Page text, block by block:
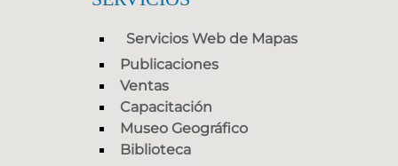
Servicios Web de Mapas
Publicaciones
Ventas
Capacitación
Museo Geográfico
Biblioteca